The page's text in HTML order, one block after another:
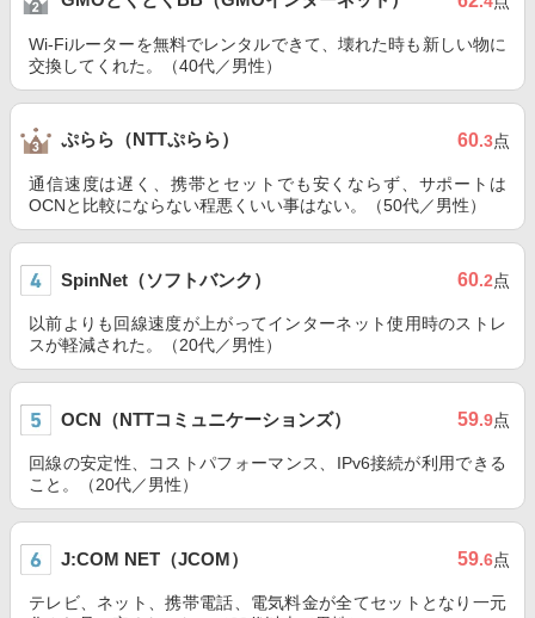
Wi-Fiルーターを無料でレンタルできて、壊れた時も新しい物に
交換してくれた。（40代／男性）
ぷらら（NTTぷらら） 60.3点
通信速度は遅く、携帯とセットでも安くならず、サポートは
OCNと比較にならない程悪くいい事はない。（50代／男性）
SpinNet（ソフトバンク） 60.2点
以前よりも回線速度が上がってインターネット使用時のストレ
スが軽減された。（20代／男性）
OCN（NTTコミュニケーションズ） 59.9点
回線の安定性、コストパフォーマンス、IPv6接続が利用できる
こと。（20代／男性）
J:COM NET（JCOM） 59.6点
テレビ、ネット、携帯電話、電気料金が全てセットとなり一元